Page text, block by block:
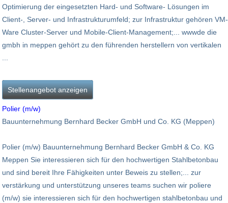
Optimierung der eingesetzten Hard- und Software- Lösungen im
Client-, Server- und Infrastrukturumfeld; zur Infrastruktur gehören VM-
Ware Cluster-Server und Mobile-Client-Management;... wwwde die
gmbh in meppen gehört zu den führenden herstellern von vertikalen
Stellenangebot anzeigen
Polier (m/w)
Bauunternehmung Bernhard Becker GmbH und Co. KG (Meppen)
Polier (m/w) Bauunternehmung Bernhard Becker GmbH & Co. KG
Meppen Sie interessieren sich für den hochwertigen Stahlbetonbau
und sind bereit Ihre Fähigkeiten unter Beweis zu stellen;... zur
verstärkung und unterstützung unseres teams suchen wir poliere
(m/w) sie interessieren sich für den hochwertigen stahlbetonbau und